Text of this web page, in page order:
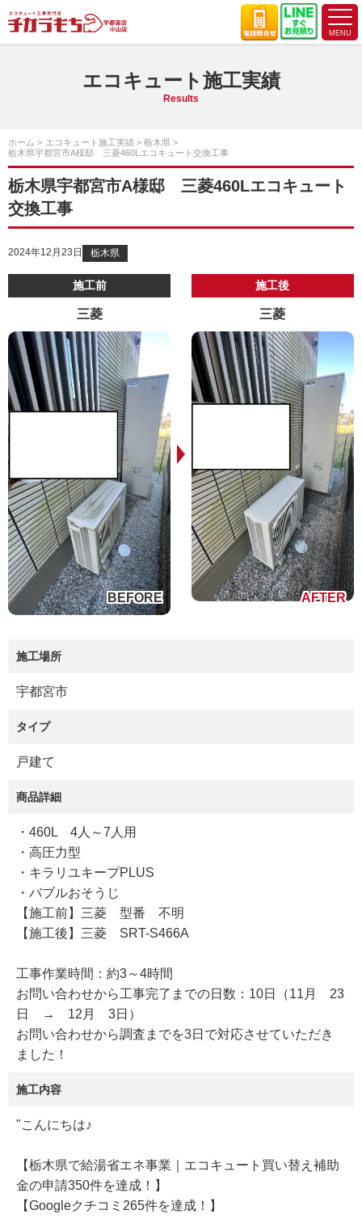
エコキュート施工実績
Results
ホーム エコキュート施工実績
栃木県
栃木県宇都宮市A様邸 三菱460Lエコキュート交換工事
栃木県宇都宮市A様邸 三菱460Lエコキュート
交換工事
2024年12月23日 栃木県
施工前
三菱
施工後
三菱
施工場所
宇都宮市
タイプ
戸建て
商品詳細
・460L 4人～7人用
・高圧力型
・キラリユキープPLUS
・バブルおそうじ
【施工前】三菱 型番 不明
【施工後】三菱 SRT-S466A
工事作業時間：約3～4時間
お問い合わせから工事完了までの日数：10日（11月 23
日 → 12月 3日）
お問い合わせから調査までを3日で対応させていただき
ました！
施工内容
"こんにちは♪
【栃木県で給湯省エネ事業｜エコキュート買い替え補助
金の申請350件を達成！】
【Googleクチコミ265件を達成！】